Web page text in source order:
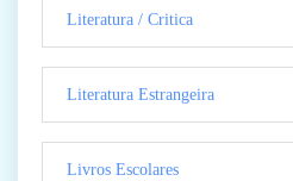
Literatura / Critica
Literatura Estrangeira
Livros Escolares